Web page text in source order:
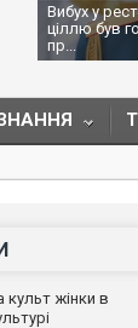
Вибух у
ціллю був
пр...
культ жінки в